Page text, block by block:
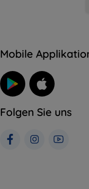
Mobile
Folgen Sie uns